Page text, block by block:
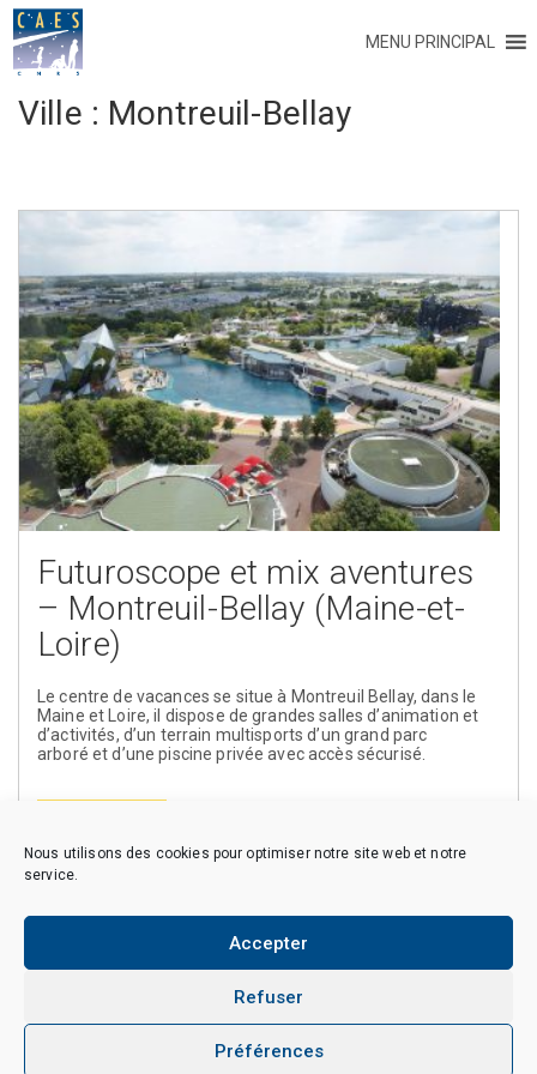
Nous utilisons des cookies pour optimiser notre site web et notre
service.
Accepter
Refuser
Préférences
MENU PRINCIPAL
Ville : Montreuil-Bellay
Futuroscope et mix aventures
– Montreuil-Bellay (Maine-et-
Loire)
Le centre de vacances se situe à Montreuil Bellay, dans le
Maine et Loire, il dispose de grandes salles d’animation et
d’activités, d’un terrain multisports d’un grand parc
arboré et d’une piscine privée avec accès sécurisé.
Copyright © 2026 CAES du CNRS. Tous droits réservés.
Politique de cookies (EU)
Politique de confidentialité
Mentions Légales et Politique des données personnelles